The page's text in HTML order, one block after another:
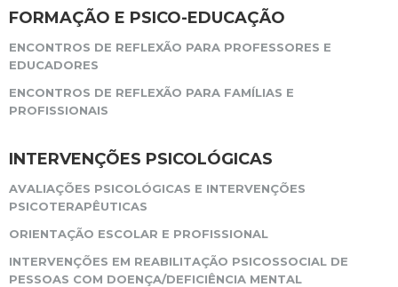
FORMAÇÃO E PSICO-EDUCAÇÃO
ENCONTROS DE REFLEXÃO PARA PROFESSORES E
EDUCADORES
ENCONTROS DE REFLEXÃO PARA FAMÍLIAS E
PROFISSIONAIS
INTERVENÇÕES PSICOLÓGICAS
AVALIAÇÕES PSICOLÓGICAS E INTERVENÇÕES
PSICOTERAPÊUTICAS
ORIENTAÇÃO ESCOLAR E PROFISSIONAL
INTERVENÇÕES EM REABILITAÇÃO PSICOSSOCIAL DE
PESSOAS COM DOENÇA/DEFICIÊNCIA MENTAL